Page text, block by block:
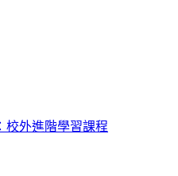
校外進階學習課程